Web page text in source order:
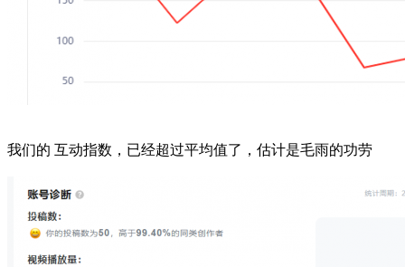
我们的 互动指数，已经超过平均值了，估计是毛雨的功劳